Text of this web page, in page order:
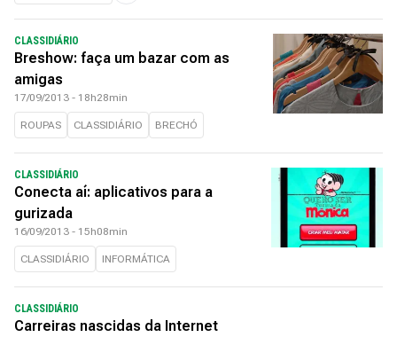
CLASSIDIÁRIO
Breshow: faça um bazar com as
amigas
17/09/2013 - 18h28min
ROUPAS CLASSIDIÁRIO BRECHÓ
CLASSIDIÁRIO
Conecta aí: aplicativos para a
gurizada
16/09/2013 - 15h08min
CLASSIDIÁRIO INFORMÁTICA
CLASSIDIÁRIO
Carreiras nascidas da Internet